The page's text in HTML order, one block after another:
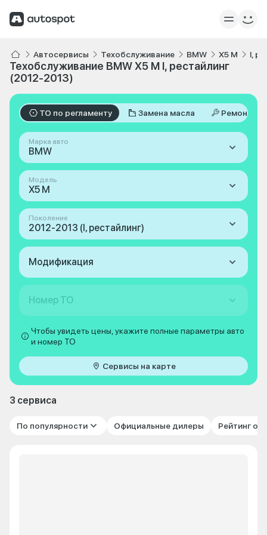
Автосервисы Техобслуживание BMW X5 M I,
Техобслуживание BMW X5 M I, рестайлинг
(2012-2013)
ТО по регламенту Замена масла Ремонт
Марка авто
BMW
Модель
X5 M
Поколение
2012-2013 (I, рестайлинг)
Модификация
Номер ТО
Чтобы увидеть цены, укажите полные параметры авто
и номер ТО
Сервисы на карте
3 сервиса
По популярности Официальные дилеры Рейтинг